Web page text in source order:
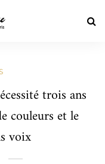
trois ans
couleurs et le
voix